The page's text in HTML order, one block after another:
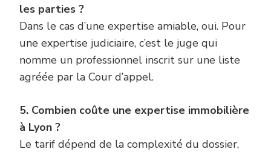
les parties ?
Dans le cas d’une expertise amiable, oui. Pour
une expertise judiciaire, c’est le juge qui
nomme un professionnel inscrit sur une liste
agréée par la Cour d’appel.
5. Combien coûte une expertise immobilière
à Lyon ?
Le tarif dépend de la complexité du dossier,